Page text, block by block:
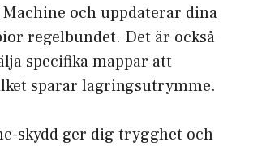
och uppdaterar dina
regelbundet. Det är också
specifika mappar att
sparar lagringsutrymme.
skydd ger dig trygghet och